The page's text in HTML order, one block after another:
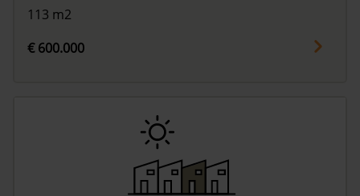
113 m2
€ 600.000